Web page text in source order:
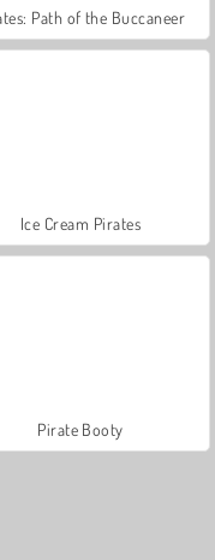
Path of the Buccaneer
Ice Cream Pirates
Pirate Booty